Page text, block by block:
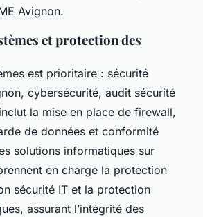
Avignon.
et protection des
est prioritaire : sécurité
cybersécurité, audit sécurité
la mise en place de firewall,
de données et conformité
solutions informatiques sur
en charge la protection
sécurité IT et la protection
assurant l’intégrité des